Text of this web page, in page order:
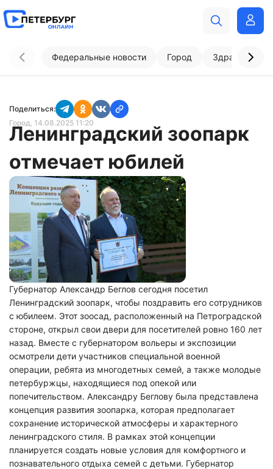
Федеральные новости Город
Поделиться:
Город, 14.08.2025 11:20
Ленинградский зоопарк
отмечает юбилей
Губернатор Александр Беглов сегодня посетил
Ленинградский зоопарк, чтобы поздравить его сотрудников
с юбилеем. Этот зоосад, расположенный на Петроградской
стороне, открыл свои двери для посетителей ровно 160 лет
назад. Вместе с губернатором вольеры и экспозиции
осмотрели дети участников специальной военной
операции, ребята из многодетных семей, а также молодые
петербуржцы, находящиеся под опекой или
попечительством. Александру Беглову была представлена
концепция развития зоопарка, которая предполагает
сохранение исторической атмосферы и характерного
ленинградского стиля. В рамках этой концепции
планируется создать новые условия для комфортного и
познавательного отдыха семей с детьми. Губернатор